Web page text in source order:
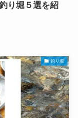
り堀５選を紹
釣り堀